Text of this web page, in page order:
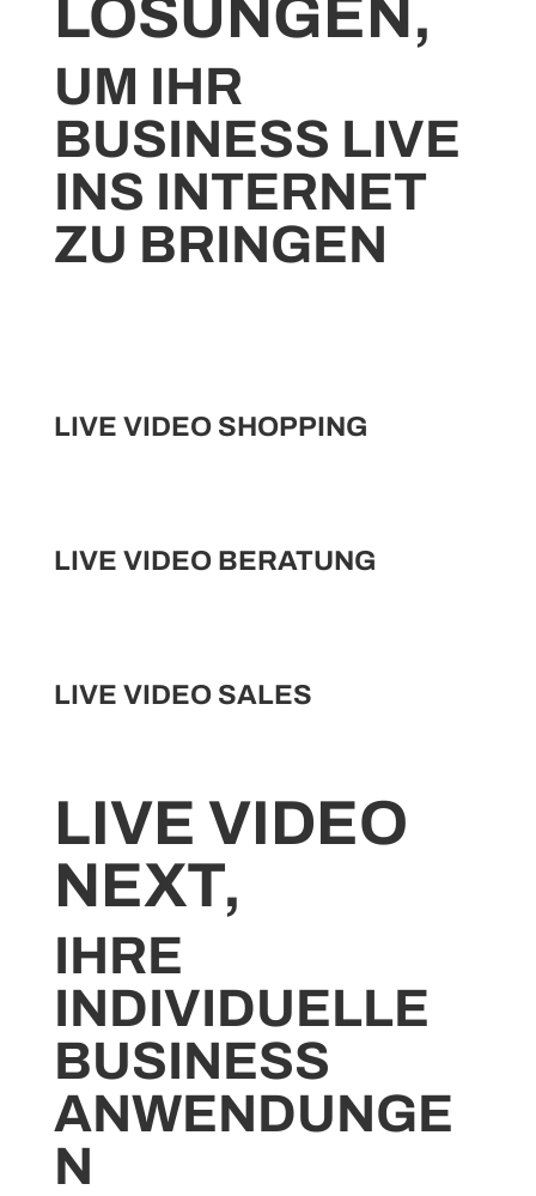
LÖSUNGEN,
UM IHR
BUSINESS LIVE
INS INTERNET
ZU BRINGEN
LIVE VIDEO SHOPPING
LIVE VIDEO BERATUNG
LIVE VIDEO SALES
LIVE VIDEO
NEXT,
IHRE
INDIVIDUELLE
BUSINESS
ANWENDUNGE
N